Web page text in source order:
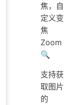
焦，自
定义变
焦
Zoom
🔍
支持获
取图片
的